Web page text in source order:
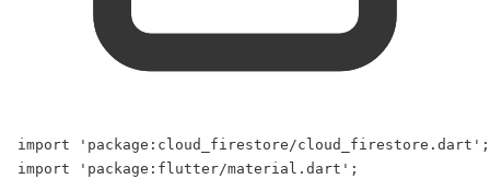
import 'package:cloud_firestore/cloud_firestore.dart' ;
import
'package:flutter/material.dart' ;